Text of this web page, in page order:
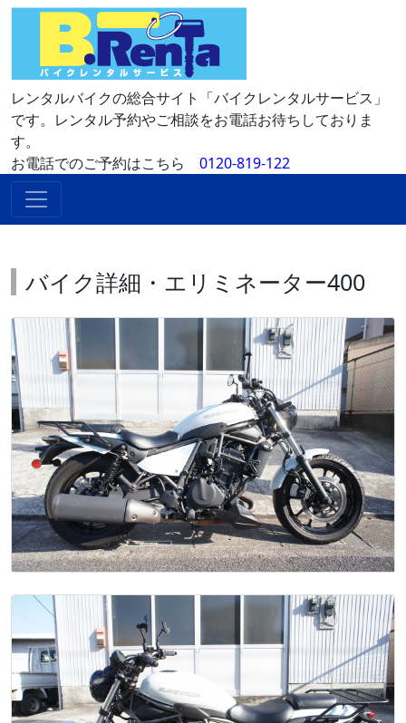
レンタルバイクの総合サイト「バイクレンタルサービス」
です。レンタル予約やご相談をお電話お待ちしておりま
す。
お電話でのご予約はこちら 0120-819-122
バイク詳細・エリミネーター400